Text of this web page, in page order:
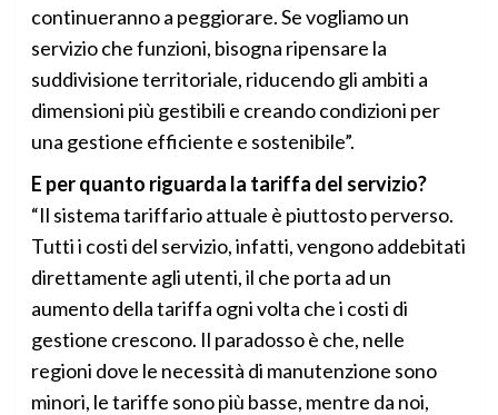
continueranno a peggiorare. Se vogliamo un
servizio che funzioni, bisogna ripensare la
suddivisione territoriale, riducendo gli ambiti a
dimensioni più gestibili e creando condizioni per
una gestione efficiente e sostenibile”.
E per quanto riguarda la tariffa del servizio?
“Il sistema tariffario attuale è piuttosto perverso.
Tutti i costi del servizio, infatti, vengono addebitati
direttamente agli utenti, il che porta ad un
aumento della tariffa ogni volta che i costi di
gestione crescono. Il paradosso è che, nelle
regioni dove le necessità di manutenzione sono
minori, le tariffe sono più basse, mentre da noi,